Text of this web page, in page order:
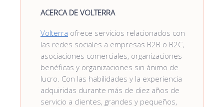
ACERCA DE VOLTERRA
Volterra ofrece servicios relacionados con
las redes sociales a empresas B2B o B2C,
asociaciones comerciales, organizaciones
benéficas y organizaciones sin ánimo de
lucro. Con las habilidades y la experiencia
adquiridas durante más de diez años de
servicio a clientes, grandes y pequeños,